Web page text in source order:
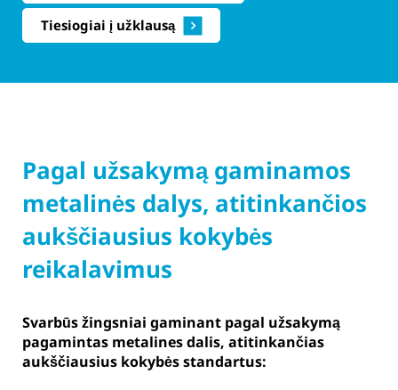
Tiesiogiai į užklausą
Pagal užsakymą gaminamos
metalinės dalys, atitinkančios
aukščiausius kokybės
reikalavimus
Svarbūs žingsniai gaminant pagal užsakymą
pagamintas metalines dalis, atitinkančias
aukščiausius kokybės standartus: